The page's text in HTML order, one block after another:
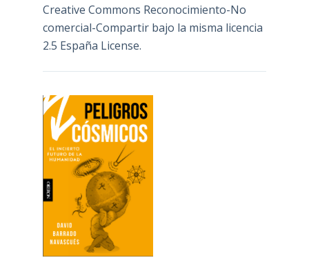
Creative Commons Reconocimiento-No
comercial-Compartir bajo la misma licencia
2.5 España License.